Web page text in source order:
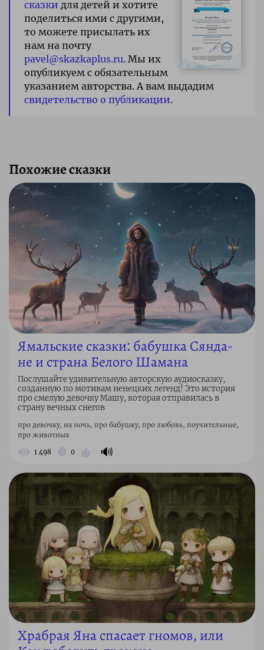
сказки для детей и хотите
поделиться ими с другими,
то можете присылать их
нам на почту
pavel@skazkaplus.ru. Мы их
опубликуем с обязательным
указанием авторства. А вам выдадим
свидетельство о публикации.
Похожие сказки
Ямальские сказки: бабушка Сянда-
не и страна Белого Шамана
Послушайте удивительную авторскую аудиосказку,
созданную по мотивам ненецких легенд! Это история
про смелую девочку Машу, которая отправилась в
страну вечных снегов
про девочку, на ночь, про бабушку, про любовь, поучительные,
про животных
1 498 0 🔊
Храбрая Яна спасает гномов, или